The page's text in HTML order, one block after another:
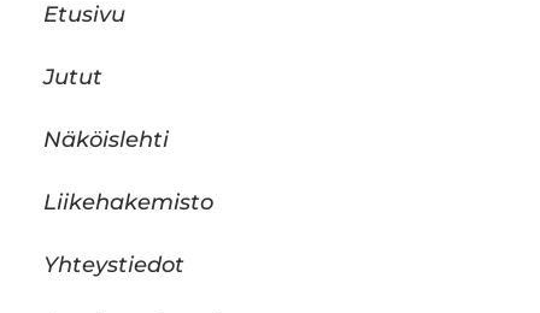
Etusivu
Jutut
Näköislehti
Liikehakemisto
Yhteystiedot